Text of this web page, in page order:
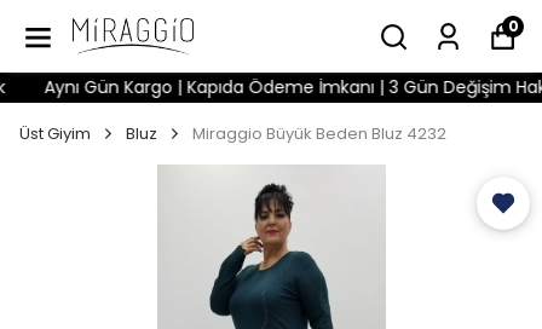
0
Aynı Gün Kargo | Kapıda Ödeme İmkanı | 3 Gün Değişim
Üst Giyim Bluz Miraggio Büyük Beden Bluz 4232